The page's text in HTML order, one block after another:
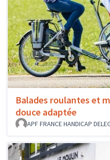
Balades roulantes et
douce adaptée
APF FRANCE HANDICAP